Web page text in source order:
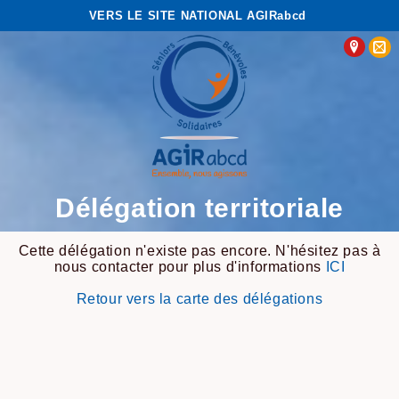
VERS LE SITE NATIONAL AGIRabcd
Délégation territoriale
Cette délégation n'existe pas encore. N'hésitez pas à
nous contacter pour plus d'informations ICI
Retour vers la carte des délégations